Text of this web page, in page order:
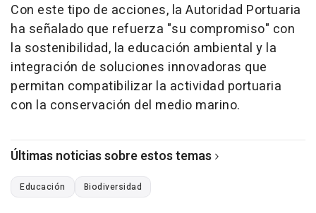
Con este tipo de acciones, la Autoridad Portuaria
ha señalado que refuerza "su compromiso" con
la sostenibilidad, la educación ambiental y la
integración de soluciones innovadoras que
permitan compatibilizar la actividad portuaria
con la conservación del medio marino.
Últimas noticias sobre estos temas
Educación Biodiversidad